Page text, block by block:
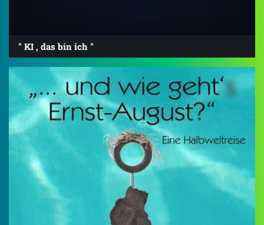
" KI , das bin ich "